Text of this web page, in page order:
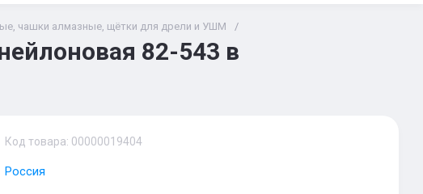
чашки алмазные, щётки для дрели и УШМ /
82-543 в
Код товара: 00000019404
Россия